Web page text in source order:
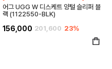
어그 UGG W 디스케트 양털 슬리퍼 블
랙 (1122550-BLK)
156,000 201,600 23%